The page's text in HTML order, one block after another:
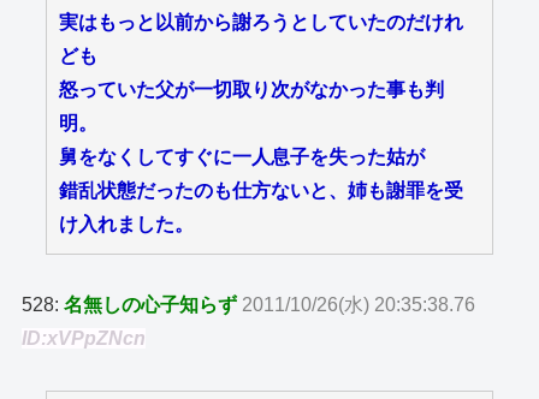
実はもっと以前から謝ろうとしていたのだけれ
ども
怒っていた父が一切取り次がなかった事も判
明。
舅をなくしてすぐに一人息子を失った姑が
錯乱状態だったのも仕方ないと、姉も謝罪を受
け入れました。
528:名無しの心子知らず 2011/10/26(水) 20:35:38.76
ID:xVPpZNcn